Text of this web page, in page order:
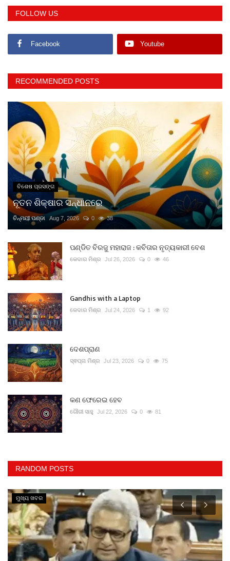
FOLLOW US
Facebook Youtube
RECOMMENDED POSTS
ବିଶେଷ ପ୍ରସଙ୍ଗ
ନୂତନ ଶିକ୍ଷାର ସନ୍ଧାନରେ
ଚିନ୍ମୟୀ ପଣ୍ଡା Aug 7, 2026 0 38
ପଣ୍ଡିତ ବିରଜୁ ମହାରାଜ : କବିତାର ନୃତ୍ୟକାରୀ ବେଶ
କେଦାର ମିଶ୍ର Jul 26, 2026 0 46
Gandhis with a Laptop
କେଦାର ମିଶ୍ର Jul 24, 2026 1 92
ଦେଶପ୍ରାଣ
ସ୍ଵପ୍ନା ମିଶ୍ର Jul 23, 2026 0 75
କଣ ଫେରେଇ ହେବ
ଗୌରୀ ସାହୁ Jul 22, 2026 0 81
RANDOM POSTS
ମୁଖ୍ୟ ଖବର